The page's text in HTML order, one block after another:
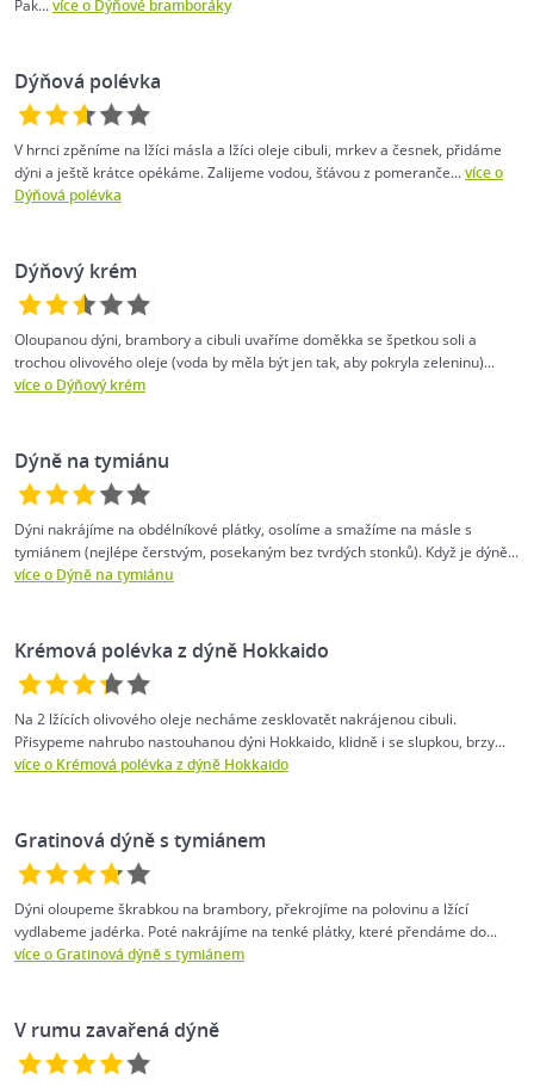
Pak...více o Dýňové bramboráky
Dýňová polévka
V hrnci zpěníme na lžíci másla a lžíci oleje cibuli, mrkev a česnek, přidáme
dýni a ještě krátce opékáme. Zalijeme vodou, šťávou z pomeranče...více o
Dýňová polévka
Dýňový krém
Oloupanou dýni, brambory a cibuli uvaříme doměkka se špetkou soli a
trochou olivového oleje (voda by měla být jen tak, aby pokryla zeleninu)...
více o Dýňový krém
Dýně na tymiánu
Dýni nakrájíme na obdélníkové plátky, osolíme a smažíme na másle s
tymiánem (nejlépe čerstvým, posekaným bez tvrdých stonků). Když je dýně...
více o Dýně na tymiánu
Krémová polévka z dýně Hokkaido
Na 2 lžících olivového oleje necháme zesklovatět nakrájenou cibuli.
Přisypeme nahrubo nastouhanou dýni Hokkaido, klidně i se slupkou, brzy...
více o Krémová polévka z dýně Hokkaido
Gratinová dýně s tymiánem
Dýni oloupeme škrabkou na brambory, překrojíme na polovinu a lžící
vydlabeme jadérka. Poté nakrájíme na tenké plátky, které přendáme do...
více o Gratinová dýně s tymiánem
V rumu zavařená dýně